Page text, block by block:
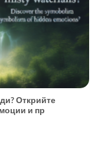
Открийте
и пр